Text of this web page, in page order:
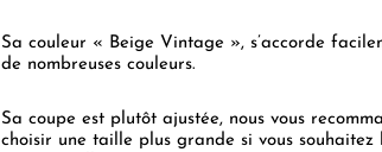
Sa couleur « Beige Vintage », s’accorde
de nombreuses couleurs.
Sa coupe est plutôt ajustée, nous vous
choisir une taille plus grande si vous souhaitez